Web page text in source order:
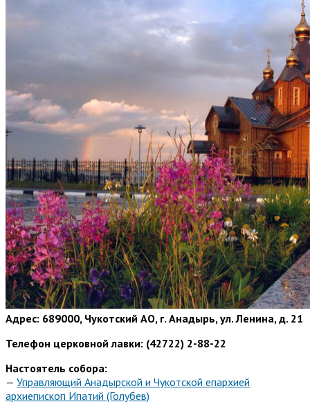
Адрес: 689000, Чукотский АО, г. Анадырь, ул. Ленина, д. 21
Телефон церковной лавки: (42722) 2-88-22
Настоятель собора:
— Управляющий Анадырской и Чукотской епархией
архиепископ Ипатий (Голубев)